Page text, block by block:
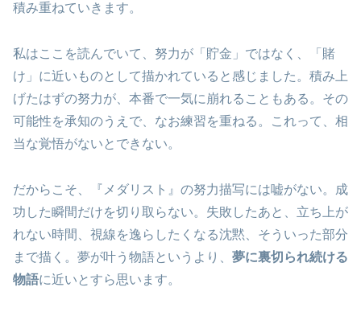
積み重ねていきます。
私はここを読んでいて、努力が「貯金」ではなく、「賭
け」に近いものとして描かれていると感じました。積み上
げたはずの努力が、本番で一気に崩れることもある。その
可能性を承知のうえで、なお練習を重ねる。これって、相
当な覚悟がないとできない。
だからこそ、『メダリスト』の努力描写には嘘がない。成
功した瞬間だけを切り取らない。失敗したあと、立ち上が
れない時間、視線を逸らしたくなる沈黙、そういった部分
まで描く。夢が叶う物語というより、 夢に裏切られ続ける
物語に近いとすら思います。